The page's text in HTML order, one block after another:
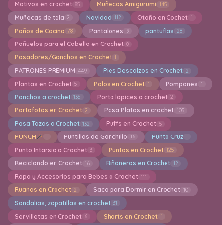
Motivos en crochet 85 Muñecas Amigurumi 145
Muñecas de tela 2 Navidad 112 Otoño en Cochet 1
Paños de Cocina 78 Pantalones 9 pantuflas 28
Pañuelos para el Cabello en Crochet 8
Pasadores/Ganchos en Crochet 1
PATRONES PREMIUM 449 Pies Descalzos en Crochet 2
Plantas en Crochet 5 Polos en Crochet 1 Pompones 1
Ponchos a crochet 135 Porta lapices a crochet 2
Portafotos en Crochet 2 Posa Platos en crochet 105
Posa Tazas a Crochet 132 Puffs en Crochet 5
PUNCH 1 Puntillas de Ganchillo 16 Punto Cruz 1
Punto Intarsia a Crochet 3 Puntos en Crochet 125
Reciclando en Crochet 16 Riñoneras en Crochet 12
Ropa y Accesorios para Bebes a Crochet 111
Ruanas en Crochet 2 Saco para Dormir en Crochet 10
Sandalias, zapatillas en crochet 31
Servilletas en Crochet 6 Shorts en Crochet 1